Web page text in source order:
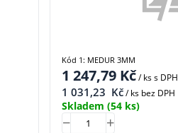
1 247,79Kč/ kss DPH
1 031,23 Kč/ ks bez DPH
Skladem (54 ks)
Kód 1: MEDUR 3MM